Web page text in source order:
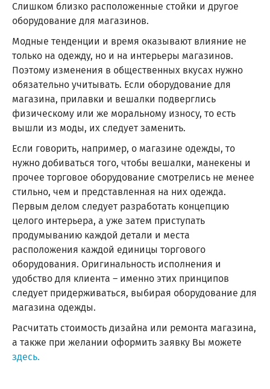
Слишком близко расположенные стойки и другое
оборудование для магазинов.
Модные тенденции и время оказывают влияние не
только на одежду, но и на интерьеры магазинов.
Поэтому изменения в общественных вкусах нужно
обязательно учитывать. Если оборудование для
магазина, прилавки и вешалки подверглись
физическому или же моральному износу, то есть
вышли из моды, их следует заменить.
Если говорить, например, о магазине одежды, то
нужно добиваться того, чтобы вешалки, манекены и
прочее торговое оборудование смотрелись не менее
стильно, чем и представленная на них одежда.
Первым делом следует разработать концепцию
целого интерьера, а уже затем приступать
продумыванию каждой детали и места
расположения каждой единицы торгового
оборудования. Оригинальность исполнения и
удобство для клиента – именно этих принципов
следует придерживаться, выбирая оборудование для
магазина одежды.
Расчитать стоимость дизайна или ремонта магазина,
а также при желании оформить заявку Вы можете
здесь.